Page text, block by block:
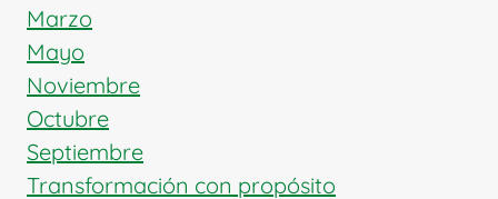
Marzo
Mayo
Noviembre
Octubre
Septiembre
Transformación con propósito